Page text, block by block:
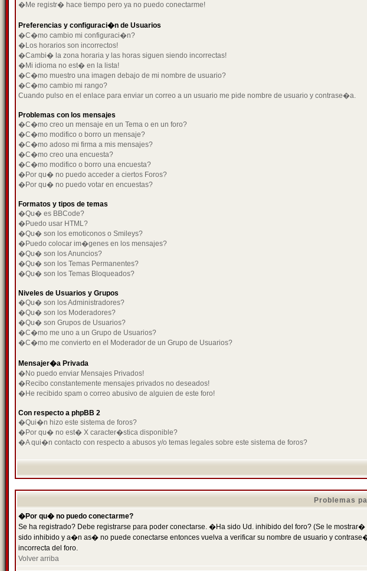
�Me registr� hace tiempo pero ya no puedo conectarme!
Preferencias y configuraci�n de Usuarios
�C�mo cambio mi configuraci�n?
�Los horarios son incorrectos!
�Cambi� la zona horaria y las horas siguen siendo incorrectas!
�Mi idioma no est� en la lista!
�C�mo muestro una imagen debajo de mi nombre de usuario?
�C�mo cambio mi rango?
Cuando pulso en el enlace para enviar un correo a un usuario me pide nombre de usuario y contrase�a.
Problemas con los mensajes
�C�mo creo un mensaje en un Tema o en un foro?
�C�mo modifico o borro un mensaje?
�C�mo adoso mi firma a mis mensajes?
�C�mo creo una encuesta?
�C�mo modifico o borro una encuesta?
�Por qu� no puedo acceder a ciertos Foros?
�Por qu� no puedo votar en encuestas?
Formatos y tipos de temas
�Qu� es BBCode?
�Puedo usar HTML?
�Qu� son los emoticonos o Smileys?
�Puedo colocar im�genes en los mensajes?
�Qu� son los Anuncios?
�Qu� son los Temas Permanentes?
�Qu� son los Temas Bloqueados?
Niveles de Usuarios y Grupos
�Qu� son los Administradores?
�Qu� son los Moderadores?
�Qu� son Grupos de Usuarios?
�C�mo me uno a un Grupo de Usuarios?
�C�mo me convierto en el Moderador de un Grupo de Usuarios?
Mensajer�a Privada
�No puedo enviar Mensajes Privados!
�Recibo constantemente mensajes privados no deseados!
�He recibido spam o correo abusivo de alguien de este foro!
Con respecto a phpBB 2
�Qui�n hizo este sistema de foros?
�Por qu� no est� X caracter�stica disponible?
�A qui�n contacto con respecto a abusos y/o temas legales sobre este sistema de foros?
Problemas
�Por qu� no puedo conectarme?
Se ha registrado? Debe registrarse para poder conectarse. �Ha sido Ud. inhibido del foro? (Se le
sido inhibido y a�n as� no puede conectarse entonces vuelva a verificar su nombre de usuario y
incorrecta del foro.
Volver arriba